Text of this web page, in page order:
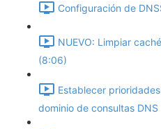
Configuración de
NUEVO: Limpiar
(8:06)
Establecer
dominio de consultas